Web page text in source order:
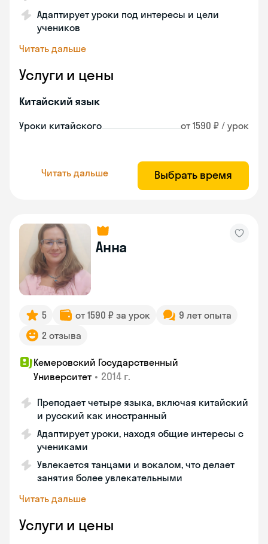
Адаптирует уроки под интересы и цели
учеников
Читать дальше
Услуги и цены
Китайский язык
Уроки китайского от 1590 ₽ / урок
Читать дальше Выбрать время
Анна
5 от 1590 ₽ за урок
9 лет опыта
2 отзыва
Кемеровский Государственный
Университет • 2014 г.
Преподает четыре языка, включая китайский
и русский как иностранный
Адаптирует уроки, находя общие интересы с
учениками
Увлекается танцами и вокалом, что делает
занятия более увлекательными
Читать дальше
Услуги и цены